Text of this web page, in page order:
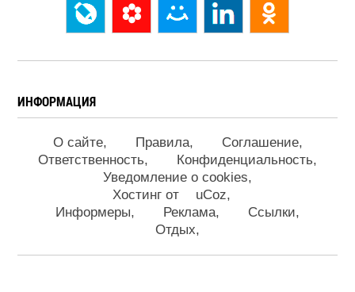
ИНФОРМАЦИЯ
О сайте Правила
Соглашение
Ответственность
Конфиденциальность
Уведомление о cookies
Хостинг от
uCoz
Информеры
Реклама
Ссылки
Отдых